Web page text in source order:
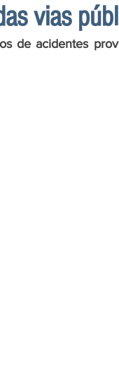
vias
de acidentes